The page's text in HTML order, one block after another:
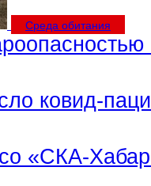
Среда обитания
ковид-
«СКА-